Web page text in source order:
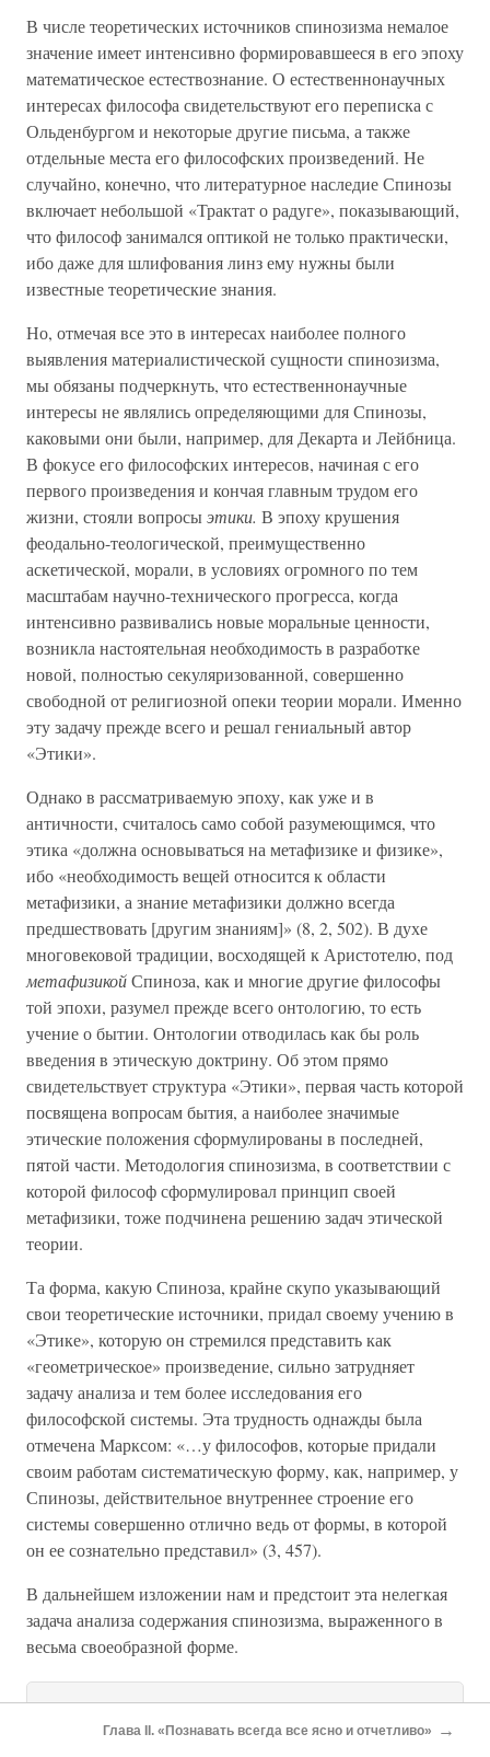
В числе теоретических источников спинозизма немалое
значение имеет интенсивно формировавшееся в его эпоху
математическое естествознание. О естественнонаучных
интересах философа свидетельствуют его переписка с
Ольденбургом и некоторые другие письма, а также
отдельные места его философских произведений. Не
случайно, конечно, что литературное наследие Спинозы
включает небольшой «Трактат о радуге», показывающий,
что философ занимался оптикой не только практически,
ибо даже для шлифования линз ему нужны были
известные теоретические знания.
Но, отмечая все это в интересах наиболее полного
выявления материалистической сущности спинозизма,
мы обязаны подчеркнуть, что естественнонаучные
интересы не являлись определяющими для Спинозы,
каковыми они были, например, для Декарта и Лейбница.
В фокусе его философских интересов, начиная с его
первого произведения и кончая главным трудом его
жизни, стояли вопросыэтики. В эпоху крушения
феодально-теологической, преимущественно
аскетической, морали, в условиях огромного по тем
масштабам научно-технического прогресса, когда
интенсивно развивались новые моральные ценности,
возникла настоятельная необходимость в разработке
новой, полностью секуляризованной, совершенно
свободной от религиозной опеки теории морали. Именно
эту задачу прежде всего и решал гениальный автор
«Этики».
Однако в рассматриваемую эпоху, как уже и в
античности, считалось само собой разумеющимся, что
этика «должна основываться на метафизике и физике»,
ибо «необходимость вещей относится к области
метафизики, а знание метафизики должно всегда
предшествовать [другим знаниям]» (8, 2, 502). В духе
многовековой традиции, восходящей к Аристотелю, под
метафизикойСпиноза, как и многие другие философы
той эпохи, разумел прежде всего онтологию, то есть
учение о бытии. Онтологии отводилась как бы роль
введения в этическую доктрину. Об этом прямо
свидетельствует структура «Этики», первая часть которой
посвящена вопросам бытия, а наиболее значимые
этические положения сформулированы в последней,
пятой части. Методология спинозизма, в соответствии с
которой философ сформулировал принцип своей
метафизики, тоже подчинена решению задач этической
теории.
Та форма, какую Спиноза, крайне скупо указывающий
свои теоретические источники, придал своему учению в
«Этике», которую он стремился представить как
«геометрическое» произведение, сильно затрудняет
задачу анализа и тем более исследования его
философской системы. Эта трудность однажды была
отмечена Марксом: «…у философов, которые придали
своим работам систематическую форму, как, например, у
Спинозы, действительное внутреннее строение его
системы совершенно отлично ведь от формы, в которой
он ее сознательно представил» (3, 457).
В дальнейшем изложении нам и предстоит эта нелегкая
задача анализа содержания спинозизма, выраженного в
весьма своеобразной форме.
Глава II. «Познавать всегда все ясно и отчетливо» →